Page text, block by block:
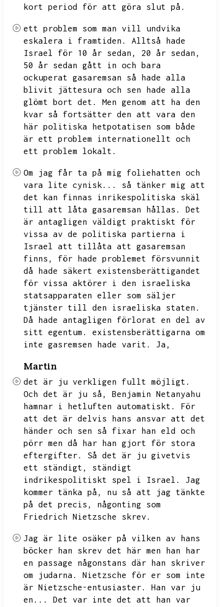
kort period för att göra slut på.
ett problem som man vill undvika
eskalera i framtiden.
Alltså hade
Israel för 10 år sedan,
20 år sedan,
50 år sedan gått in och bara
ockuperat gasaremsan så hade alla
blivit jättesura och sen hade alla
glömt bort det.
Men genom att ha den
kvar så fortsätter den att vara den
här politiska hetpotatisen som både
är ett problem internationellt och
ett problem lokalt.
Om jag får ta på mig foliehatten och
vara lite cynisk...
så tänker mig att
det kan finnas inrikespolitiska skäl
till att låta gasaremsan hållas.
Det
är antagligen väldigt praktiskt för
vissa av de politiska partierna i
Israel att tillåta att gasaremsan
finns,
för hade problemet försvunnit
då hade säkert existensberättigandet
för vissa aktörer i den israeliska
statsapparaten eller som säljer
tjänster till den israeliska staten.
Då hade antagligen förlorat en del av
sitt egentum.
existensberättigarna om
inte gasremsen hade varit.
Ja,
Martin
det är ju verkligen fullt möjligt.
Och det är ju så,
Benjamin Netanyahu
hamnar i hetluften automatiskt.
För
att det är delvis hans ansvar att det
händer och sen så fixar han eld och
pörr men då har han gjort för stora
eftergifter.
Så det är ju givetvis
ett ständigt,
ständigt
indrikespolitiskt spel i Israel.
Jag
kommer tänka på,
nu så att jag tänkte
på det precis,
någonting som
Friedrich Nietzsche skrev.
Jag är lite osäker på vilken av hans
böcker han skrev det här men han har
en passage någonstans där han skriver
om judarna.
Nietzsche för er som inte
är Nietzsche-entusiaster.
Han var ju
en...
Det var inte det att han var